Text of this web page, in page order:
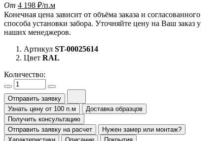
От 4 198 ₽/п.м
Конечная цена зависит от объёма заказа и согласованного
способа установки забора. Уточняйте цену на Ваш заказ у
наших менеджеров.
Артикул ST-00025614
Цвет RAL
Количество:
Отправить заявку
Узнать цену от 100 п.м
Доставка образцов
Получить консультацию
Отправить заявку на расчет
Нужен замер или монтаж?